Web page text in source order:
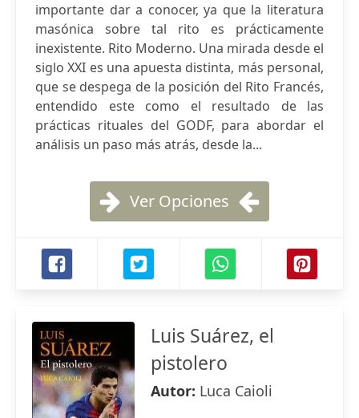
importante dar a conocer, ya que la literatura
masónica sobre tal rito es prácticamente
inexistente. Rito Moderno. Una mirada desde el
siglo XXI es una apuesta distinta, más personal,
que se despega de la posición del Rito Francés,
entendido este como el resultado de las
prácticas rituales del GODF, para abordar el
análisis un paso más atrás, desde la...
Ver Opciones
Luis Suárez, el
pistolero
Autor: Luca Caioli